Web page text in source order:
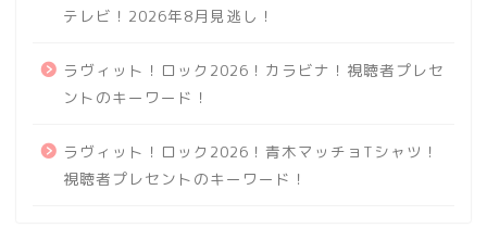
テレビ！2026年8月見逃し！
ラヴィット！ロック2026！カラビナ！視聴者プレセ
ントのキーワード！
ラヴィット！ロック2026！青木マッチョTシャツ！
視聴者プレセントのキーワード！